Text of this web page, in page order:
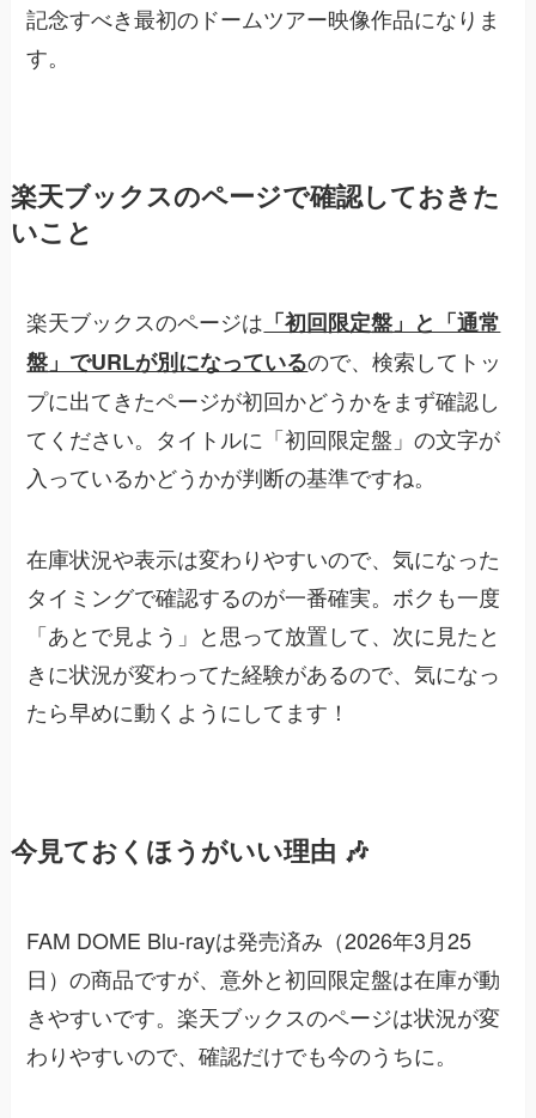
記念すべき最初のドームツアー映像作品になりま
す。
楽天ブックスのページで確認しておきた
いこと
楽天ブックスのページは 「初回限定盤」と「通常
盤」でURLが別になっているので、検索してトッ
プに出てきたページが初回かどうかをまず確認し
てください。タイトルに「初回限定盤」の文字が
入っているかどうかが判断の基準ですね。
在庫状況や表示は変わりやすいので、気になった
タイミングで確認するのが一番確実。ボクも一度
「あとで見よう」と思って放置して、次に見たと
きに状況が変わってた経験があるので、気になっ
たら早めに動くようにしてます！
今見ておくほうがいい理由 🎶
FAM DOME Blu-rayは発売済み（2026年3月25
日）の商品ですが、意外と初回限定盤は在庫が動
きやすいです。楽天ブックスのページは状況が変
わりやすいので、確認だけでも今のうちに。